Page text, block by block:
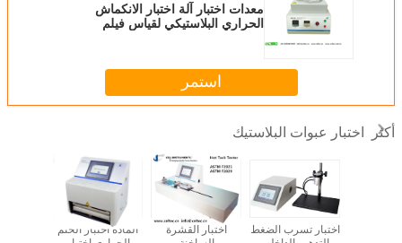
معدات اختبار آلة اختبار الانكماش
الحراري البلاستيكي لقياس فيلم
استمر
أكثر اختبار عبوات البلاستيك
المادة اختبار الختم
اختبار القشرة
اختبار تسرب الضغط